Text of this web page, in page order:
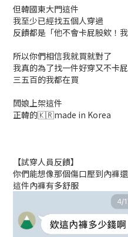
但韓國東大門這件
我至少已經找五個人穿過
反饋都是「他不會卡屁股欸！我
所以你們相信我就買就對了
我真的為了找一件好穿又不卡
三五百的我都在買
闆娘上架這件
正韓的🇰🇷made in Korea
【試穿人員反饋】
你們能想像那個傷口壓到內褲
這件內褲有多舒服